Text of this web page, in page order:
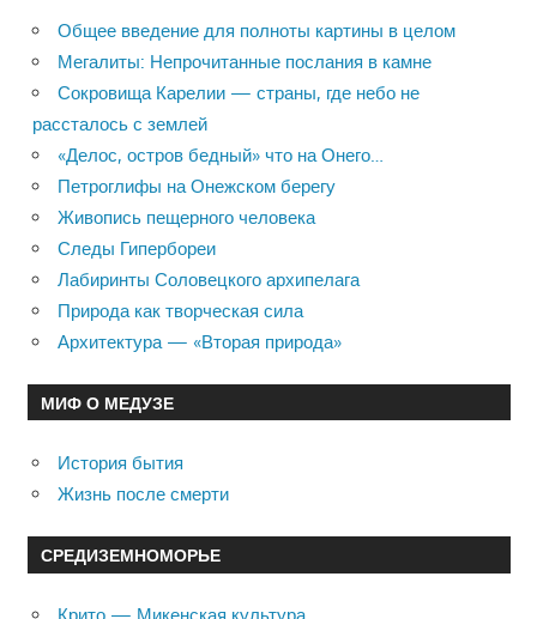
Общее введение для полноты картины в целом
Мегалиты: Непрочитанные послания в камне
Сокровища Карелии — страны, где небо не
рассталось с землей
«Делос, остров бедный» что на Онего…
Петроглифы на Онежском берегу
Живопись пещерного человека
Следы Гипербореи
Лабиринты Соловецкого архипелага
Природа как творческая сила
Архитектура — «Вторая природа»
МИФ О МЕДУЗЕ
История бытия
Жизнь после смерти
СРЕДИЗЕМНОМОРЬЕ